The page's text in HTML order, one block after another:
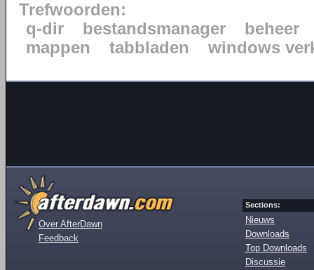
Trefwoorden:
q-dir
bestandsmanager
beheer
mappen
tabbladen windows
Over AfterDawn
Feedback
Sections:
Nieuws
Downloads
Top Downloads
Discussie